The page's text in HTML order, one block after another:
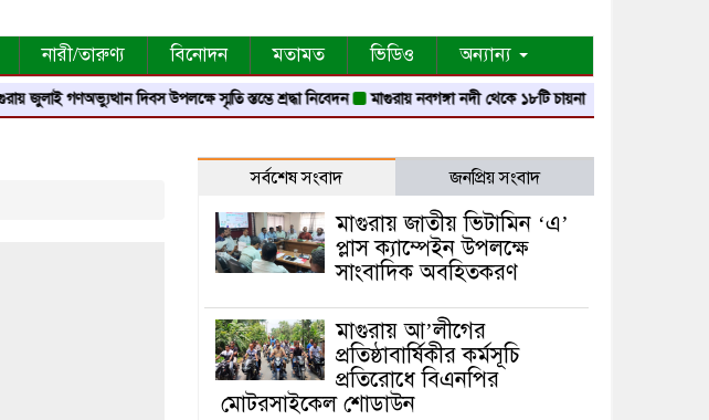
নারী/তারুণ্য বিনোদন মতামত ভিডিও অন্যান্য
গণঅভ্যুত্থান দিবস উপলক্ষে স্মৃতি স্তম্ভে শ্রদ্ধা নিবেদন মাগুরায় নবগঙ্গা নদী থেকে ১৮টি চায়না দোয়ারী জাল জব্দ
সর্বশেষ সংবাদ জনপ্রিয় সংবাদ
মাগুরায় জাতীয় ভিটামিন ‘এ’
প্লাস ক্যাম্পেইন উপলক্ষে
সাংবাদিক অবহিতকরণ
মাগুরায় আ’লীগের
প্রতিষ্ঠাবার্ষিকীর কর্মসূচি
প্রতিরোধে বিএনপির
মোটরসাইকেল শোডাউন